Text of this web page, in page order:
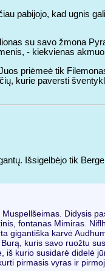
pabijojo, kad ugnis
su savo žmona
- kiekvienas
priėmeė tik
kurie paversti
Išsigelbėjo tik
Didysis
fontanas Mimiras.
gigantiška karvė
kuris savo ruožtu
iš kurio susidarė didelė
pirmasis vyras ir